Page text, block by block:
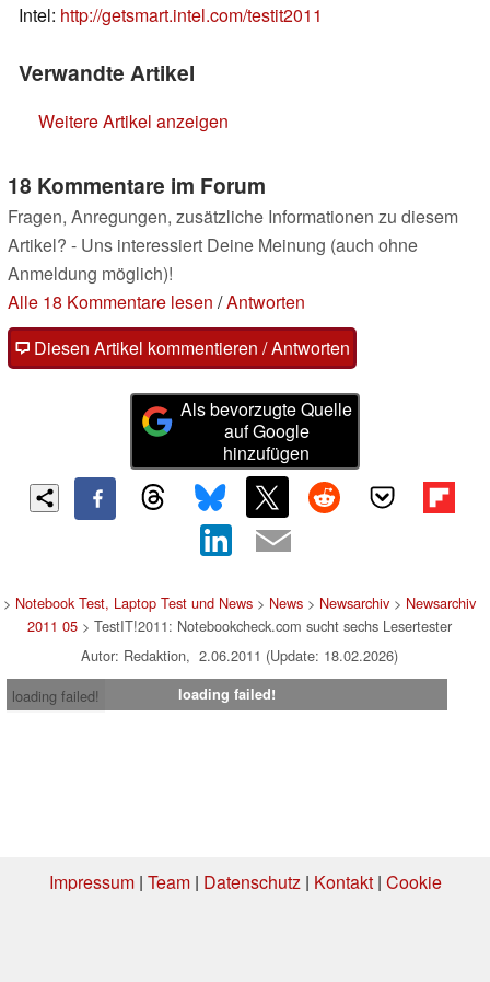
Intel: http://getsmart.intel.com/testit2011
Verwandte Artikel
Weitere Artikel anzeigen
18 Kommentare im Forum
Fragen, Anregungen, zusätzliche Informationen zu diesem
Artikel? - Uns interessiert Deine Meinung (auch ohne
Anmeldung möglich)!
Alle 18 Kommentare lesen /Antworten
Diesen Artikel kommentieren / Antworten
Als bevorzugte Quelle
auf Google
hinzufügen
> Notebook Test, Laptop Test und News > News > Newsarchiv > Newsarchiv
2011 05 > TestIT!2011: Notebookcheck.com sucht sechs Lesertester
Autor: Redaktion, 2.06.2011 (Update: 18.02.2026)
loading failed!
loading failed!
Impressum| Team| Datenschutz| Kontakt| Cookie